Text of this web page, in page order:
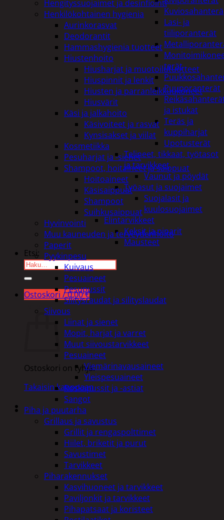
Kuviosahanterä
Lasi- ja
tiiliporanterät
terät
Puuporanterät
ja istukat
Teräs ja
kuppiharjat
Upotusterät
Telineet, tikkaat, työtasot
ja tarvikkeet
Vaunut ja pöydät
Työasut ja suojaimet
Suojalasit ja
kuulosuojaimet
Elintarvikkeet
Keksit ja piparit
Mausteet
Etsi:
Ostoskori /0,00€
Ostoskori
Ostoskori on tyhjä.
Takaisin kauppaan
Hengityssuojaimet ja desinfiointi
Henkilökohtainen hygienia
Aurinkorasvat
Deodorantit
Hammashygienia tuotteet
Hiustenhoito
Hiusharjat ja muotoilutuotteet
Hiuspinnit ja lenkit
Hiusten ja parranleikkuukoneet
Hiusvärit
Käsi ja jalkahoito
Käsivoiteet ja rasvat
Kynsisakset ja viilat
Kosmetiikka
Pesuharjat ja -sienet
Shampoot, hoitaineet ja saippuat
Hoitoaineet
Käsisaippuat
Shampoot
Suihkusaippuat
Hyvinvointi
Muu kauneuden ja terveydenhoito
Paperit
Pyykinpesu
Kuivaus
Pesuaineet
Pesupussit
Silitysraudat ja silityslaudat
Siivous
Liinat ja sienet
Mopit, harjat ja varret
Muut siivoustarvikkeet
Pesuaineet
Viemärinavausaineet
Yleispesuaineet
Roskapussit ja -astiat
Sangot
Piha ja puutarha
Grillaus ja savustus
Grillit ja rengaspolttimet
Hiilet, briketit ja purut
Savustimet
Tarvikkeet
Piharakennukset
Kasvihuoneet ja tarvikkeet
Paviljonkit ja tarvikkeet
Pihapatsaat ja koristeet